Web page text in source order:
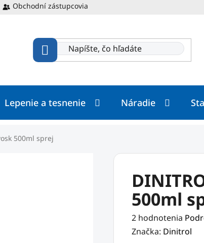
Obchodní zástupcovia
Lepenie a tesnenie Náradie
500ml sprej
500ml
Priemerné
hodnotenie
2 hodnotenia
Značka: Dinitrol